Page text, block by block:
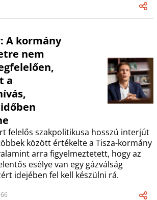
A kormány
nem
a
felelős szakpolitikusa hosszú interjút
között értékelte a Tisza-kormány
arra figyelmeztetett, hogy az
esélye van egy gázválság
idejében fel kell készülni rá.
66